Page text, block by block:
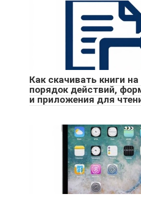
Как скачивать книги
порядок действий,
и приложения для